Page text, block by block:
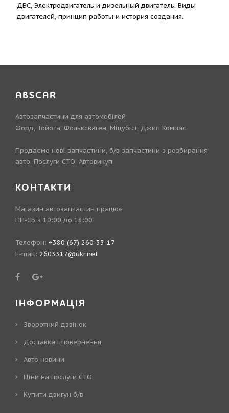
ДВС, Электродвигатель и дизельный двигатель. Виды
двигателей, принцип работы и история создания.
ABSCAR
Автозапчастини для автомобілей
Форд, Тойота, Фольксваген, Міцубісі, Джип Компас
Продаємо нові запчастини, б/в запчастини з розбирання
авто. Послуги СТО. Автовикуп.
КОНТАКТИ
Магазин автозапчастин працює
ПН-СБ з 10:00 до 18:00
Телефон: +380 (67) 260-33-17
E-mail: 2603317@ukr.net
ІНФОРМАЦІЯ
Зворотний дзвінок
Доставка і повернення
Авто новини
Ціни на послуги СТО
Купити двигун б/в